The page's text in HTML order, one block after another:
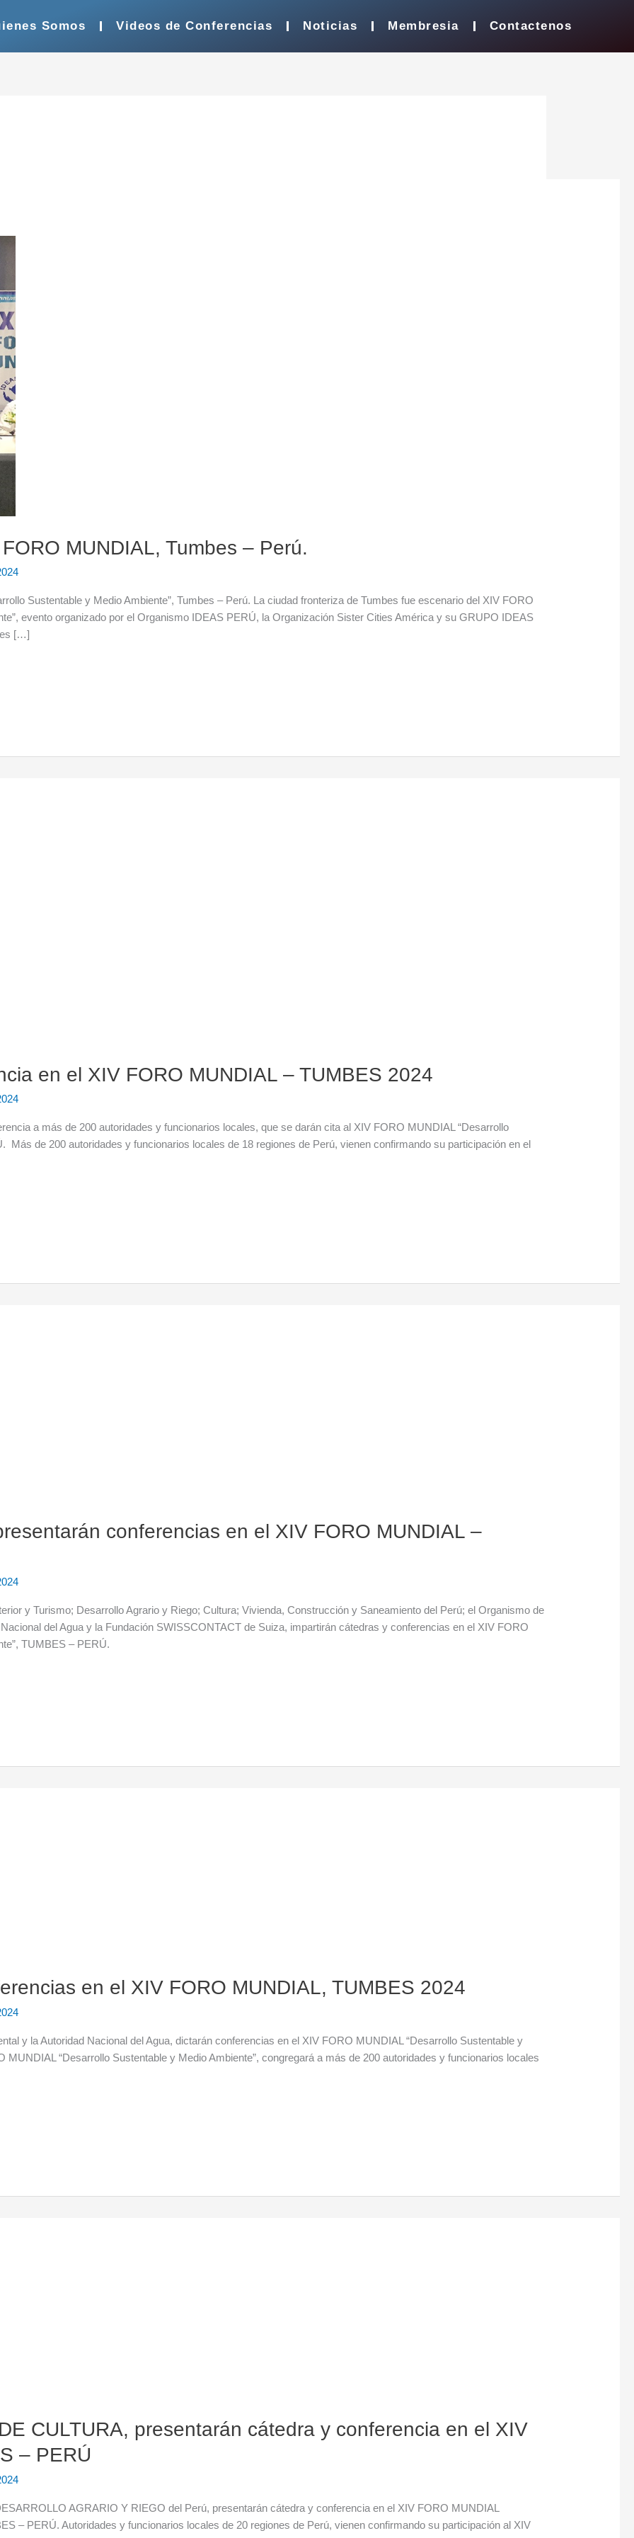
Somos Videos de Conferencias Noticias Membresia Contactenos
MUNDIAL, Tumbes – Perú.
Sustentable y Medio Ambiente”, Tumbes – Perú. La ciudad fronteriza de Tumbes fue escenario del XIV FORO
evento organizado por el Organismo IDEAS PERÚ, la Organización Sister Cities América y su GRUPO IDEAS
[…]
en el XIV FORO MUNDIAL – TUMBES 2024
a más de 200 autoridades y funcionarios locales, que se darán cita al XIV FORO MUNDIAL “Desarrollo
Más de 200 autoridades y funcionarios locales de 18 regiones de Perú, vienen confirmando su participación en el
conferencias en el XIV FORO MUNDIAL –
y Turismo; Desarrollo Agrario y Riego; Cultura; Vivienda, Construcción y Saneamiento del Perú; el Organismo de
del Agua y la Fundación SWISSCONTACT de Suiza, impartirán cátedras y conferencias en el XIV FORO
TUMBES – PERÚ.
en el XIV FORO MUNDIAL, TUMBES 2024
y la Autoridad Nacional del Agua, dictarán conferencias en el XIV FORO MUNDIAL “Desarrollo Sustentable y
“Desarrollo Sustentable y Medio Ambiente”, congregará a más de 200 autoridades y funcionarios locales
CULTURA, presentarán cátedra y conferencia en el XIV
– PERÚ
AGRARIO Y RIEGO del Perú, presentarán cátedra y conferencia en el XIV FORO MUNDIAL
– PERÚ. Autoridades y funcionarios locales de 20 regiones de Perú, vienen confirmando su participación al XIV